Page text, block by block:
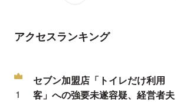
アクセスランキング
セブン加盟店「トイレだけ利用
客」への強要未遂容疑、経営者夫